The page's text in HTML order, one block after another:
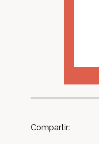
Compartir: